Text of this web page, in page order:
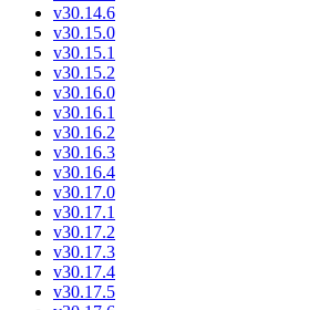
v30.14.6
v30.15.0
v30.15.1
v30.15.2
v30.16.0
v30.16.1
v30.16.2
v30.16.3
v30.16.4
v30.17.0
v30.17.1
v30.17.2
v30.17.3
v30.17.4
v30.17.5